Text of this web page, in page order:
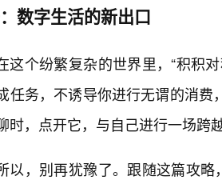
数字生活的新出口
这个纷繁复杂的世界里，“积积
任务，不诱导你进行无谓的消
时，点开它，与自己进行一场跨
以，别再犹豫了。跟随这篇攻略